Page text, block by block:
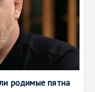
родимые пятна